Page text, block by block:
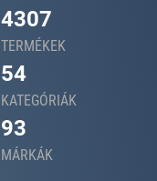
4307
TERMÉKEK
54
KATEGÓRIÁK
93
MÁRKÁK